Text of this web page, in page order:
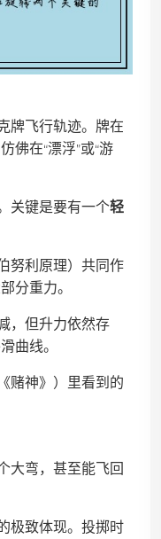
牌飞行轨迹。牌在
佛在“漂浮”或“游
关键是要有一个轻
努利原理）共同作
分重力。
，但升力依然存
曲线。
赌神》）里看到的
大弯，甚至能飞回
极致体现。投掷时